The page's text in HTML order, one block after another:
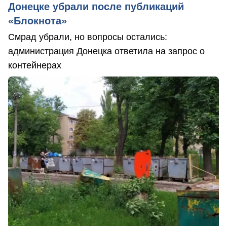
Донецке убрали после публикаций
«Блокнота»
Смрад убрали, но вопросы остались:
администрация Донецка ответила на запрос о
контейнерах